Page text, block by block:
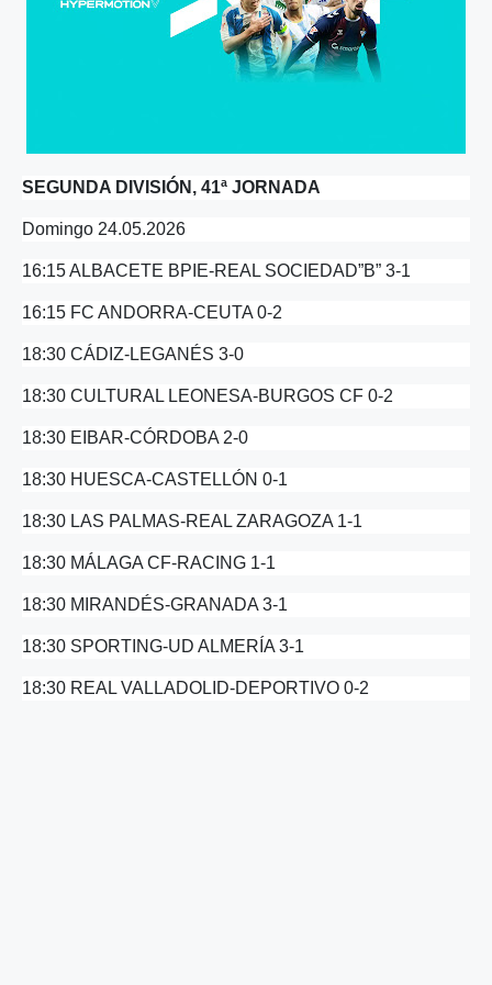
SEGUNDA DIVISIÓN, 41ª JORNADA
Domingo 24.05.2026
16:15 ALBACETE BPIE-REAL SOCIEDAD”B” 3-1
16:15 FC ANDORRA-CEUTA 0-2
18:30 CÁDIZ-LEGANÉS 3-0
18:30 CULTURAL LEONESA-BURGOS CF 0-2
18:30 EIBAR-CÓRDOBA 2-0
18:30 HUESCA-CASTELLÓN 0-1
18:30 LAS PALMAS-REAL ZARAGOZA 1-1
18:30 MÁLAGA CF-RACING 1-1
18:30 MIRANDÉS-GRANADA 3-1
18:30 SPORTING-UD ALMERÍA 3-1
18:30 REAL VALLADOLID-DEPORTIVO 0-2